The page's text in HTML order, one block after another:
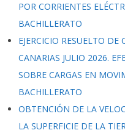
POR CORRIENTES
BACHILLERATO
EJERCICIO RESUELTO
CANARIAS JULIO 2026.
SOBRE CARGAS EN
BACHILLERATO
OBTENCIÓN DE LA
LA SUPERFICIE DE LA